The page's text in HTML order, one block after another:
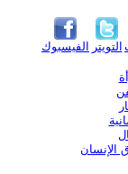
الفيسبوك التويتر
الإنسان